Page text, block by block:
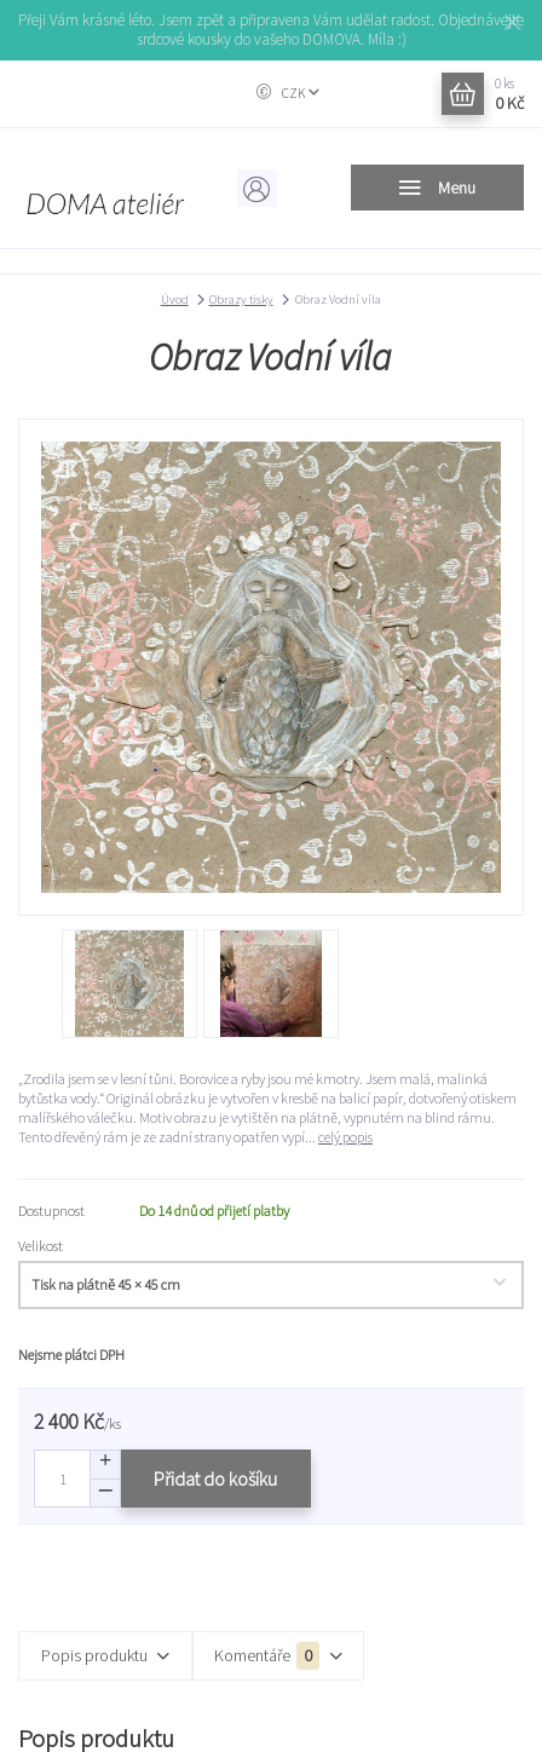
Přeji Vám krásné léto. Jsem zpět a připravena Vám udělat radost. Objednávejte
srdcové kousky do vašeho DOMOVA. Míla :)
Menu
CZK
0 ks
0 Kč
Úvod Obrazy tisky Obraz Vodní víla
Obraz Vodní víla
„Zrodila jsem se v lesní tůni. Borovice a ryby jsou mé kmotry. Jsem malá, malinká
bytůstka vody.“ Originál obrázku je vytvořen v kresbě na balicí papír, dotvořený otiskem
malířského válečku. Motiv obrazu je vytištěn na plátně, vypnutém na blind rámu.
Tento dřevěný rám je ze zadní strany opatřen vypí... celý popis
Dostupnost
Do 14 dnů od přijetí platby
Velikost
Nejsme plátci DPH
2 400 Kč/ks
Přidat do košíku
Popis produktu Komentáře 0
Popis produktu